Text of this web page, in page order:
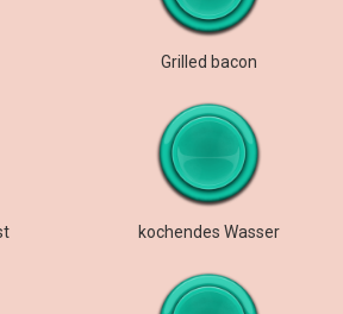
Grilled bacon
kochendes Wasser